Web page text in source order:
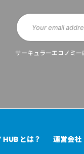
サーキュラーエコノミー
とは？ 運営会社